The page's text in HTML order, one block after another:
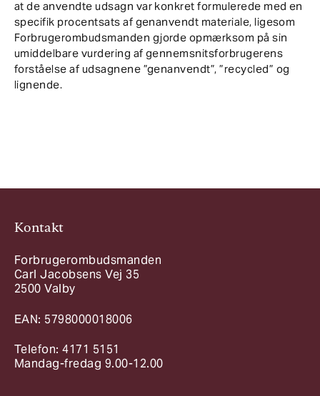
at de anvendte udsagn var konkret formulerede med en
specifik procentsats af genanvendt materiale, ligesom
Forbrugerombudsmanden gjorde opmærksom på sin
umiddelbare vurdering af gennemsnitsforbrugerens
forståelse af udsagnene ”genanvendt”, ”recycled” og
lignende.
Kontakt
Forbrugerombudsmanden
Carl Jacobsens Vej 35
2500 Valby
EAN: 5798000018006
Telefon: 4171 5151
Mandag-fredag 9.00-12.00